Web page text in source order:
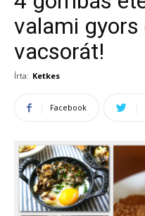
valami gyors
vacsorát!
Írta: Ketkes
Facebook